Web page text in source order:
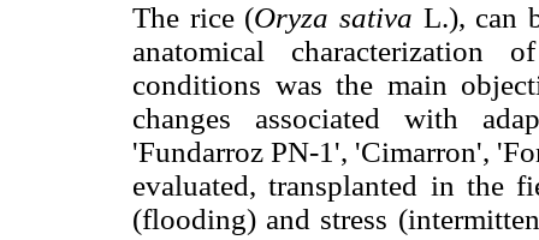
The rice (Oryza sativa L.), can
anatomical characterization
conditions was the main
changes associated with
'Fundarroz PN-1', 'Cimarron',
evaluated, transplanted in the
(flooding) and stress